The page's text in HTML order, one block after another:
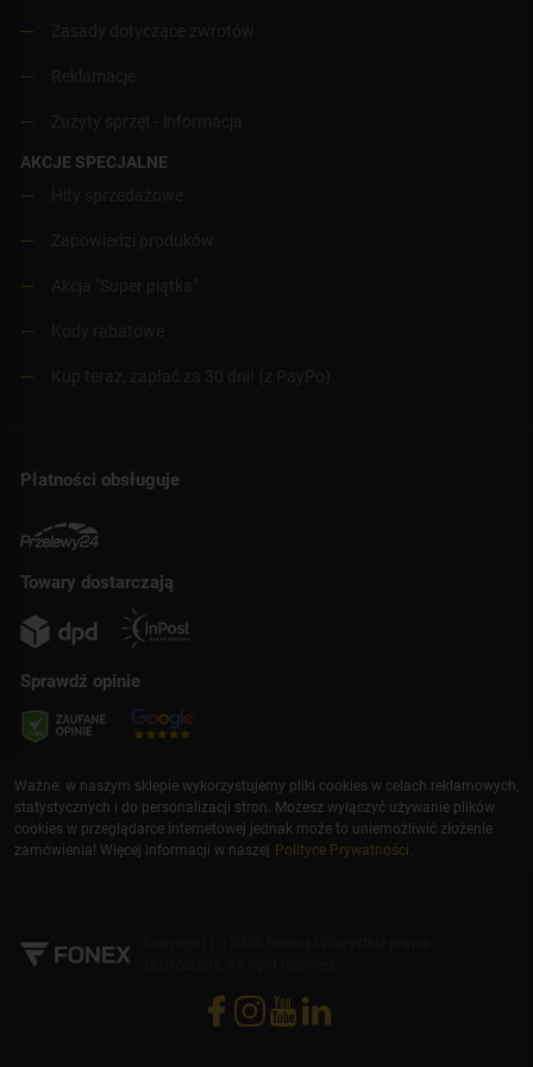
AKCJE SPECJALNE
Płatności obsługuje
Towary dostarczają
Sprawdź opinie
Ważne: w naszym sklepie wykorzystujemy pliki cookies w celach reklamowych,
statystycznych i do personalizacji stron. Możesz wyłączyć używanie plików
cookies w przeglądarce internetowej jednak może to uniemożliwić złożenie
zamówienia! Więcej informacji w naszej Polityce Prywatności .